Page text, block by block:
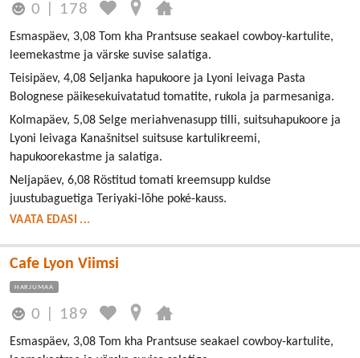
0 178
Esmaspäev, 3,08 Tom kha Prantsuse seakael cowboy-kartulite,
leemekastme ja värske suvise salatiga.
Teisipäev, 4,08 Seljanka hapukoore ja Lyoni leivaga Pasta
Bolognese päikesekuivatatud tomatite, rukola ja parmesaniga.
Kolmapäev, 5,08 Selge meriahvenasupp tilli, suitsuhapukoore ja
Lyoni leivaga Kanašnitsel suitsuse kartulikreemi,
hapukoorekastme ja salatiga.
Neljapäev, 6,08 Röstitud tomati kreemsupp kuldse
juustubaguetiga Teriyaki-lõhe poké-kauss.
VAATA EDASI ...
Cafe Lyon Viimsi
HARJUMAA
0 189
Esmaspäev, 3,08 Tom kha Prantsuse seakael cowboy-kartulite,